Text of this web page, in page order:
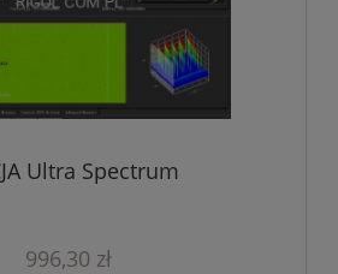
Ultra Spectrum
996,30 zł